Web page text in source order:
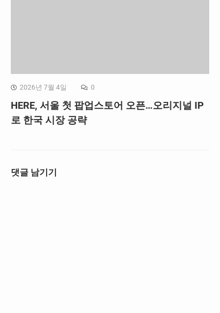
2026년 7월 4일 0
HERE, 서울 첫 팝업스토어 오픈…오리지널 IP
로 한국 시장 공략
댓글 남기기